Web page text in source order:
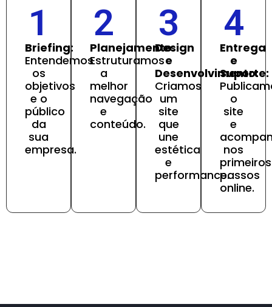
1
Briefing:
Entendemos
os
objetivos
e o
público
da
sua
empresa.
2
Planejamento:
Estruturamos
a
melhor
navegação
e
conteúdo.
3
Design
e
Desenvolvimento:
Criamos
um
site
que
une
estética
e
performance.
4
Entrega
e
Suporte:
o
site
e
nos
primeiros
passos
online.